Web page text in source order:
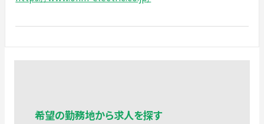
希望の勤務地から求人を探す